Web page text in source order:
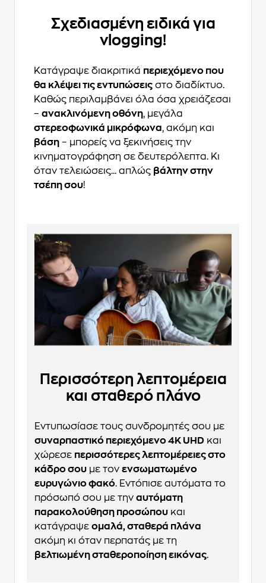
Σχεδιασμένη ειδικά για
vlogging!
Κατάγραψε διακριτικά περιεχόμενο που
θα κλέψει τις εντυπώσεις στο διαδίκτυο.
Καθώς περιλαμβάνει όλα όσα χρειάζεσαι
– ανακλινόμενη οθόνη, μεγάλα
στερεοφωνικά μικρόφωνα, ακόμη και
βάση – μπορείς να ξεκινήσεις την
κινηματογράφηση σε δευτερόλεπτα. Κι
όταν τελειώσεις... απλώς βάλτην στην
τσέπη σου!
Περισσότερη λεπτομέρεια
και σταθερό πλάνο
Εντυπωσίασε τους συνδρομητές σου με
συναρπαστικό περιεχόμενο 4K UHD και
χώρεσε περισσότερες λεπτομέρειες στο
κάδρο σου με τον ενσωματωμένο
ευρυγώνιο φακό. Εντόπισε αυτόματα το
πρόσωπό σου με την αυτόματη
παρακολούθηση προσώπου και
κατάγραψε ομαλά, σταθερά πλάνα
ακόμη κι όταν περπατάς με τη
βελτιωμένη σταθεροποίηση εικόνας.